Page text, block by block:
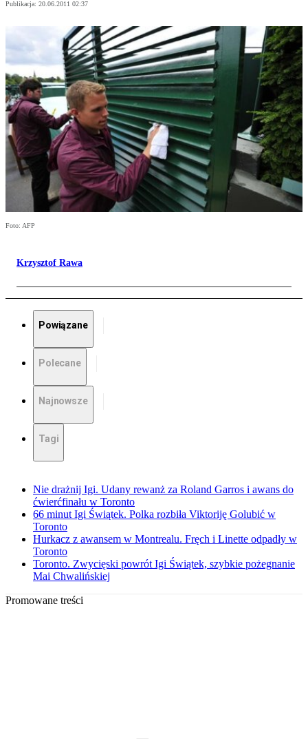
Publikacja: 20.06.2011 02:37
Foto: AFP
Krzysztof Rawa
Powiązane
Polecane
Najnowsze
Tagi
Nie drażnij Igi. Udany rewanż za Roland Garros i awans do
ćwierćfinału w Toronto
66 minut Igi Świątek. Polka rozbiła Viktoriję Golubić w
Toronto
Hurkacz z awansem w Montrealu. Fręch i Linette odpadły w
Toronto
Toronto. Zwycięski powrót Igi Świątek, szybkie pożegnanie
Mai Chwalińskiej
Promowane treści